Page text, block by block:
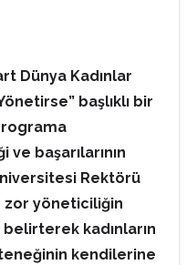
Dünya Kadınlar
başlıklı bir
ve başarılarının
Rektörü
zor yöneticiliğin
kadınların
kendilerine